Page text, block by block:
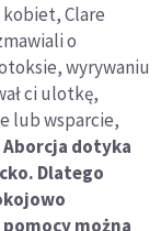
kobiet, Clare
o
wyrywaniu
ci ulotkę,
lub wsparcie,
Aborcja dotyka
Dlatego
można